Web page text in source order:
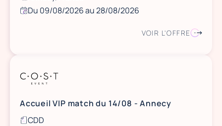
Du 09/08/2026 au 28/08/2026
VOIR L'OFFRE
Accueil VIP match du 14/08 - Annecy
CDD